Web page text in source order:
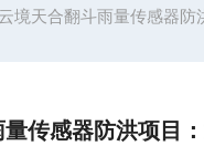
云境天合翻斗雨量传感器
传感器防洪项目